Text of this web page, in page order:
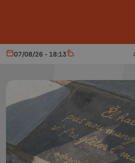
Aujourd'hui
07/08/26 - 18:13 Météo